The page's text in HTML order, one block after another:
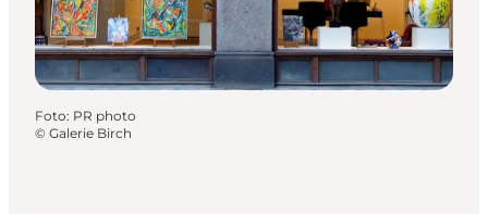
Foto: PR photo
© Galerie Birch